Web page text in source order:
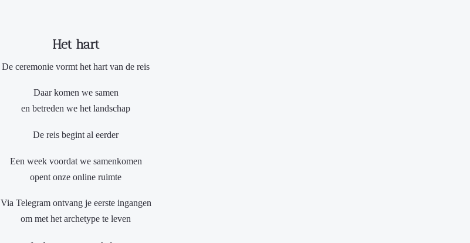
Het hart
De ceremonie vormt het hart van de reis
Daar komen we samen
en betreden we het landschap
De reis begint al eerder
Een week voordat we samenkomen
opent onze online ruimte
Via Telegram ontvang je eerste ingangen
om met het archetype te leven